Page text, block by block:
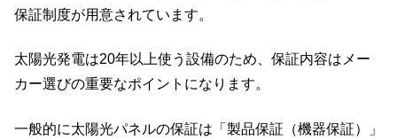
保証制度が用意されています。
太陽光発電は20年以上使う設備のため、保証内容はメー
カー選びの重要なポイントになります。
一般的に太陽光パネルの保証は「製品保証（機器保証）」